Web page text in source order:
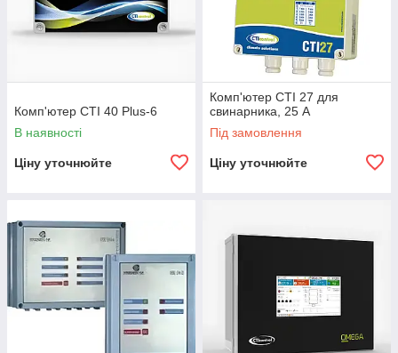
Комп'ютер CTI 40 Plus-6
В наявності
Ціну уточнюйте
Комп'ютер СTI 27 для
свинарника, 25 А
Під замовлення
Ціну уточнюйте